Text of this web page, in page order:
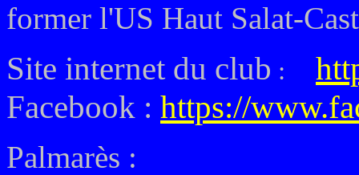
former l'US Haut Salat-
Site internet du club :
Facebook : https://
Palmarès :